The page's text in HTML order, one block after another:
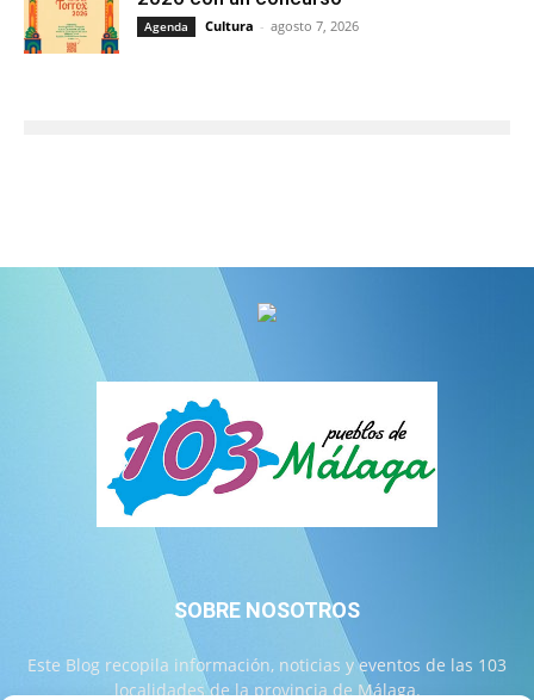
Agenda Cultura - agosto 7, 2026
SOBRE NOSOTROS
Este Blog recopila información, noticias y eventos de las 103
localidades de la provincia de Málaga.